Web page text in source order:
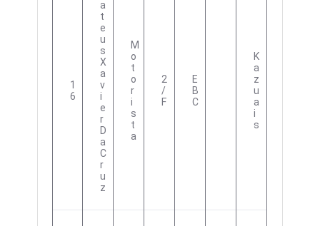
1
6
A
T
E
U
S
X
A
V
I
E
R
D
A
C
R
U
Z
M
O
T
O
R
I
S
T
A
2
/
F
E
B
C
K
A
Z
U
A
I
S